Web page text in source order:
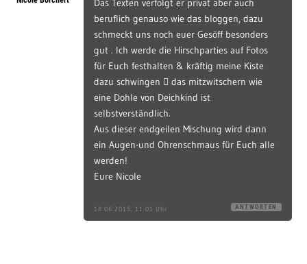
beruflich genauso wie das bloggen, dazu
schmeckt uns noch euer Gesöff besonders
gut . Ich werde die Hirschparties auf Fotos
für Euch festhalten & kräftig meine Kiste
dazu schwingen  das mitzwitschern wie
eine Dohle von Deichkind ist
selbstverständlich.
Aus dieser endgeilen Mischung wird dann
ein Augen-und Ohrenschmaus für Euch alle
werden!
Eure Nicole
18.06.2015, 11:01 Uhr ANTWORTEN